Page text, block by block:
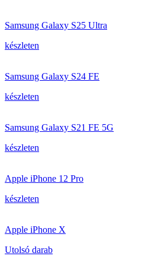
Samsung Galaxy S25 Ultra
készleten
Samsung Galaxy S24 FE
készleten
Samsung Galaxy S21 FE 5G
készleten
Apple iPhone 12 Pro
készleten
Apple iPhone X
Utolsó darab